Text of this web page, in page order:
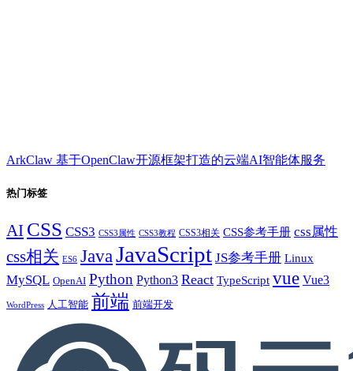
ArkClaw 基于OpenClaw开源框架打造的云端AI智能体服务
热门标签
AI CSS CSS3 CSS3属性 CSS3教程 CSS3相关 CSS参考手册 css属性
css相关 ES6 JavaJavaScript JS参考手册 Linux
MySQL OpenAI Python Python3 React TypeScript vue Vue3
WordPress 人工智能 前端 前端开发